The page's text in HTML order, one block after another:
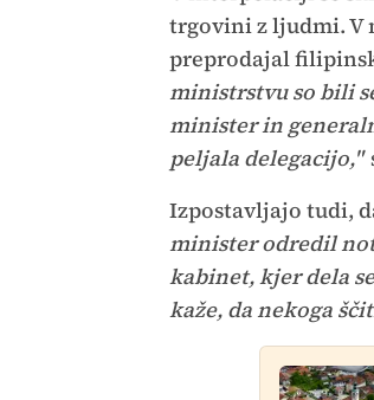
trgovini z ljudmi. V
preprodajal
ministrstvu so bili
minister in
peljala delegacijo,"
Izpostavljajo tudi,
minister odredil
kabinet, kjer dela
kaže, da nekoga